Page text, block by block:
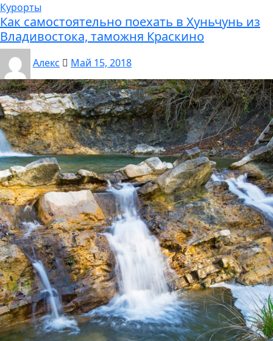
Курорты
Как самостоятельно поехать в Хуньчунь из
Владивостока, таможня Краскино
Алекс Май 15, 2018